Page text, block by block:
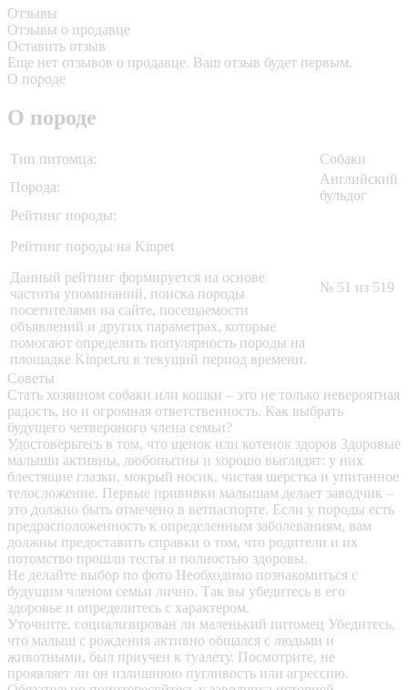
Отзывы
Отзывы о продавце
Оставить отзыв
Еще нет отзывов о продавце. Ваш отзыв будет первым.
О породе
О породе
Тип питомца:
Собаки
Порода:
Английский
бульдог
Рейтинг породы:
Рейтинг породы на Kinpet
Данный рейтинг формируется на основе
частоты упоминаний, поиска породы
посетителями на сайте, посещаемости
объявлений и других параметрах, которые
помогают определить популярность породы на
площадке Kinpet.ru в текущий период времени.
№ 51 из 519
Советы
Стать хозяином собаки или кошки – это не только невероятная
радость, но и огромная ответственность. Как выбрать
будущего четвероного члена семьи?
Удостоверьтесь в том, что щенок или котенок здоров Здоровые
малыши активны, любопытны и хорошо выглядят: у них
блестящие глазки, мокрый носик, чистая шерстка и упитанное
телосложение. Первые прививки малышам делает заводчик –
это должно быть отмечено в ветпаспорте. Если у породы есть
предрасположенность к определенным заболеваниям, вам
должны предоставить справки о том, что родители и их
потомство прошли тесты и полностью здоровы.
Не делайте выбор по фото Необходимо познакомиться с
будущим членом семьи лично. Так вы убедитесь в его
здоровье и определитесь с характером.
Уточните, социализирован ли маленький питомец Убедитесь,
что малыш с рождения активно общался с людьми и
животными, был приучен к туалету. Посмотрите, не
проявляет ли он излишнюю пугливость или агрессию.